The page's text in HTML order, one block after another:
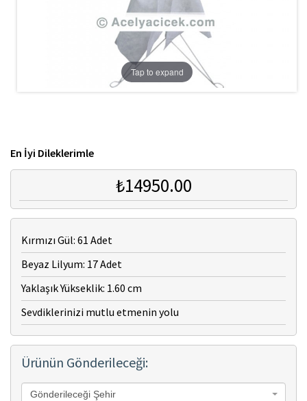
Tap to expand
En İyi Dileklerimle
₺14950.00
Kırmızı Gül: 61 Adet
Beyaz Lilyum: 17 Adet
Yaklaşık Yükseklik: 1.60 cm
Sevdiklerinizi mutlu etmenin yolu
Ürünün Gönderileceği:
Gönderileceği Şehir